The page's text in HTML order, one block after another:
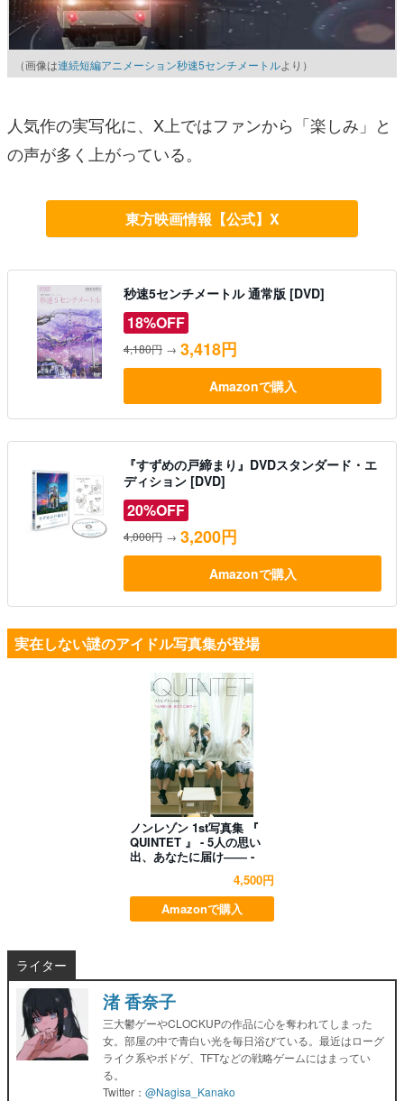
（画像は連続短編アニメーション秒速5センチメートルより）
人気作の実写化に、X上ではファンから「楽しみ」と
の声が多く上がっている。
東方映画情報【公式】X
秒速5センチメートル 通常版 [DVD]
18%OFF
4,180円 → 3,418円
Amazonで購入
『すずめの戸締まり』DVDスタンダード・エ
ディション [DVD]
20%OFF
4,000円 → 3,200円
Amazonで購入
実在しない謎のアイドル写真集が登場
ノンレゾン 1st写真集 『
QUINTET 』 - 5人の思い
出、あなたに届け―― -
4,500円
Amazonで購入
ライター
渚 香奈子
三大鬱ゲーやCLOCKUPの作品に心を奪われてしまった
女。部屋の中で青白い光を毎日浴びている。最近はローグ
ライク系やボドゲ、TFTなどの戦略ゲームにはまってい
る。
Twitter： @Nagisa_Kanako